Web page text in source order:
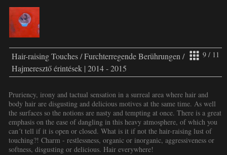
9 / 11
Hair-raising Touches / Furchterregende Berührungen /
Hajmeresztő érintések | 2014 - 2015
Pruriency, irony and tactual sensation in a surreal area where hair and
body hair are disgusting and delicious motives at the same time. As well
the surfaces so the notions are nasty and tempting at once. There is a great
emphasis on the ease of dangling in this heavy atmosphere, of which you
can´t tell if it is open or closed. What is it if not the hair-raising lust of
touching?! Charm - restlessness, organic or inorganic, aggressiveness or
softness, disgusting or delicious. Hair everywhere!